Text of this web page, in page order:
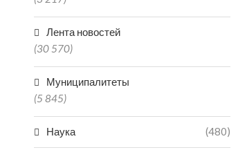
Лента новостей
(30 570)
Муниципалитеты
(5 845)
Наука (480)